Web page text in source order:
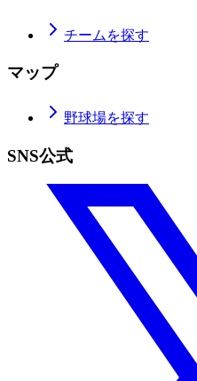
チームを探す
マップ
野球場を探す
SNS公式